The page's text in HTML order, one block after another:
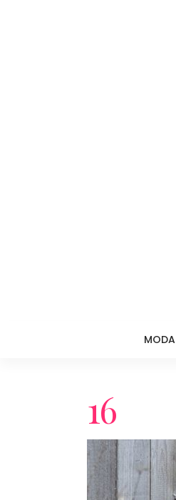
MODA
16